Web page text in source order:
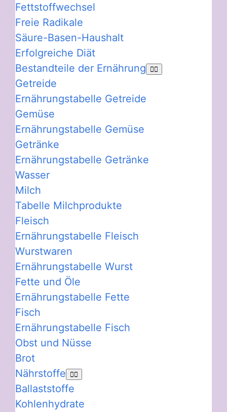
Fettstoffwechsel
Freie Radikale
Säure-Basen-Haushalt
Erfolgreiche Diät
Bestandteile der Ernährung
Getreide
Ernährungstabelle Getreide
Gemüse
Ernährungstabelle Gemüse
Getränke
Ernährungstabelle Getränke
Wasser
Milch
Tabelle Milchprodukte
Fleisch
Ernährungstabelle Fleisch
Wurstwaren
Ernährungstabelle Wurst
Fette und Öle
Ernährungstabelle Fette
Fisch
Ernährungstabelle Fisch
Obst und Nüsse
Brot
Nährstoffe
Ballaststoffe
Kohlenhydrate